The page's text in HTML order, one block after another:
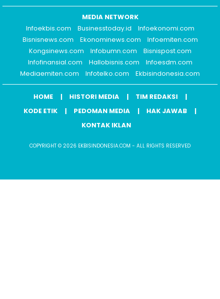
MEDIA NETWORK
Infoekbis.com
Businesstoday.id
Infoekonomi.com
Bisnisnews.com
Ekonominews.com
Infoemiten.com
Kongsinews.com
Infobumn.com
Bisnispost.com
Infofinansial.com
Hallobisnis.com
Infoesdm.com
Mediaemiten.com
Infotelko.com Ekbisindonesia.com
HOME HISTORI MEDIA
TIM REDAKSI
KODE ETIK
PEDOMAN MEDIA
HAK JAWAB
KONTAK IKLAN
COPYRIGHT © 2026 EKBISINDONESIA.COM - ALL RIGHTS RESERVED